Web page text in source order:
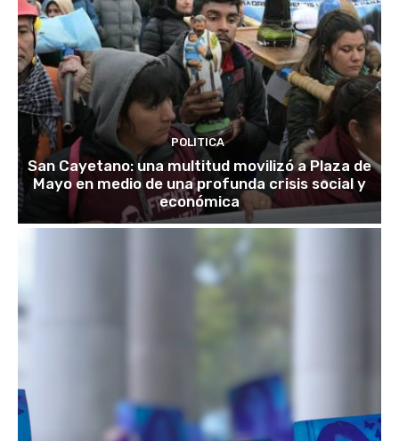
POLITICA
San Cayetano: una multitud movilizó a Plaza de
Mayo en medio de una profunda crisis social y
económica